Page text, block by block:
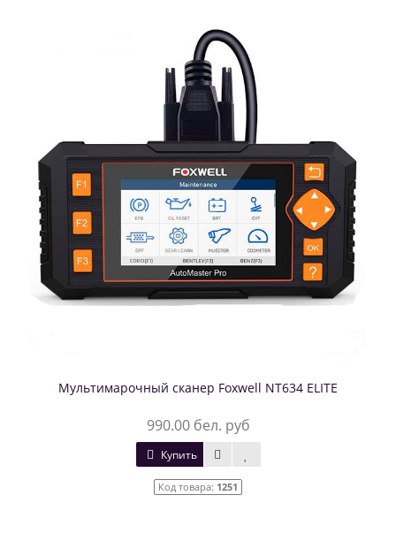
Мультимарочный сканер Foxwell NT634 ELITE
990.00 бел. руб
Купить
Код товара: 1251